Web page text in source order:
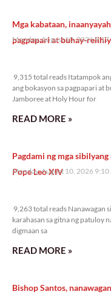
Mga kabataan,
pagpapari at buhay-
Monday, August 10, 2026 9:17
9,315 total reads Itatampok
ang bokasyon sa pagpapari at
Jamboree at Holy Hour for
READ MORE »
Pagdami ng mga
Pope Leo XIV
Monday, August 10, 2026 9:10
9,263 total reads Nanawagan
karahasan sa gitna ng patuloy
digmaan sa
READ MORE »
Bishop Santos,